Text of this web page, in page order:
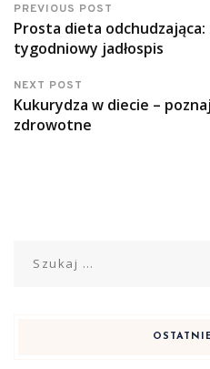
PREVIOUS POST
Prosta dieta
tygodniowy jadłospis
NEXT POST
Kukurydza w diecie –
zdrowotne